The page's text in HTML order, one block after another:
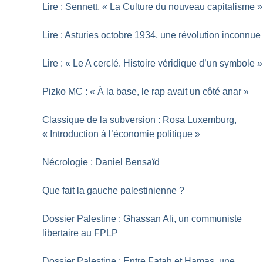
Lire : Sennett, « La Culture du nouveau capitalisme »
Lire : Asturies octobre 1934, une révolution inconnue
Lire : « Le A cerclé. Histoire véridique d’un symbole »
Pizko MC : « À la base, le rap avait un côté anar »
Classique de la subversion : Rosa Luxemburg,
« Introduction à l’économie politique »
Nécrologie : Daniel Bensaïd
Que fait la gauche palestinienne ?
Dossier Palestine : Ghassan Ali, un communiste
libertaire au FPLP